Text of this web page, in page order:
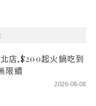
店,$200起火鍋吃到
限續
2026-08-08